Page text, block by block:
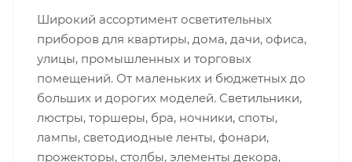
Широкий ассортимент осветительных
приборов для квартиры, дома, дачи, офиса,
улицы, промышленных и торговых
помещений. От маленьких и бюджетных до
больших и дорогих моделей. Светильники,
люстры, торшеры, бра, ночники, споты,
лампы, светодиодные ленты, фонари,
прожекторы, столбы, элементы декора,